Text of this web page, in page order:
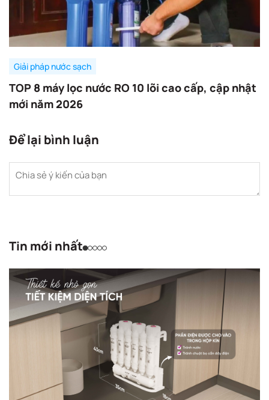
Giải pháp nước sạch
TOP 8 máy lọc nước RO 10 lõi cao cấp, cập nhật
mới năm 2026
Để lại bình luận
Tin mới nhất